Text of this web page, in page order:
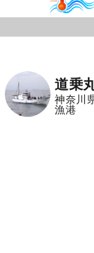
道乗
神奈川
漁港